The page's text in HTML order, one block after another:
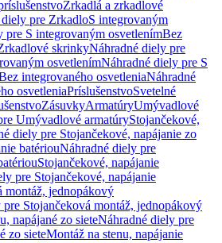
Zrkadlá a zrkadlové
pre ZrkadloS integrovaným
pre S integrovaným osvetlenímBez
skrinkyNáhradné diely pre
osvetlenímNáhradné diely pre S
integrovaného osvetleniaNáhradné
osvetleniaPríslušenstvoSvetelné
ZásuvkyArmatúryUmývadlové
Umývadlové armatúryStojančekové,
diely pre Stojančekové, napájanie zo
batériouNáhradné diely pre
Stojančekové, napájanie
pre Stojančekové, napájanie
montáž, jednopákový
Stojančeková montáž, jednopákový
napájané zo sieteNáhradné diely pre
zo sieteMontáž na stenu, napájanie